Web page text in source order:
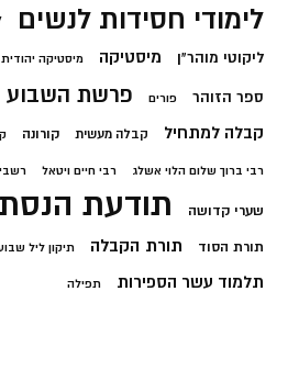
לימודי חסידות לנשים
ליקוטי מוהר"ן מיסטיקה מיסטיקה יהודית
ספר הזוהר פורים פרשת השבוע
קבלה למתחיל קבלה מעשית קורונה
רבי ברוך שלום הלוי אשלג רבי חיים ויטאל רשבי
שערי קדושה תודעת
תורת הסוד תורת הקבלה תיקון ליל
תלמוד עשר הספירות תפילה